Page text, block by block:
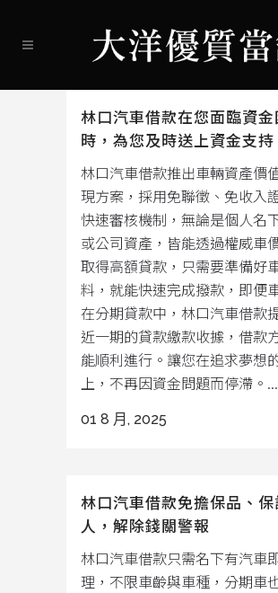
林口汽車借款在您面臨資金
時，為您及時送上資金支持
林口汽車借款推出車輛資產價
現方案，採用免聯徵、免收入
快速審核機制，無論是個人名
或公司資產，皆能透過權威車
取得高額貸款，只需要準備好
料，就能快速完成撥款，即便
在分期貸款中，林口汽車借款
近一期的貸款繳款收據，借款
能順利進行。讓您在追求夢想
上，不再因資金問題而停滯。...
01 8 月, 2025
林口汽車借款免擔保品、保
人，解除錢關警報
林口汽車借款只需名下有汽車
理，不限車齡與車種，分期車